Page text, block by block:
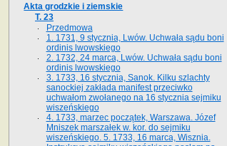
Akta grodzkie i ziemskie
T. 23
Przedmowa
1. 1731, 9 stycznia, Lwów. Uchwała sądu boni
ordinis lwowskiego
2. 1732, 24 marca, Lwów. Uchwała sądu boni
ordinis lwowskiego
3. 1733, 16 stycznia, Sanok. Kilku szlachty
sanockiej zakłada manifest przeciwko
uchwałom zwołanego na 16 stycz­nia sejmiku
wiszeńskiego
4. 1733, marzec początek, Warszawa. Józef
Mniszek marszałek w. kor. do sejmiku
wiszeńskiego. 5. 1733, 16 marca, Wisznia.